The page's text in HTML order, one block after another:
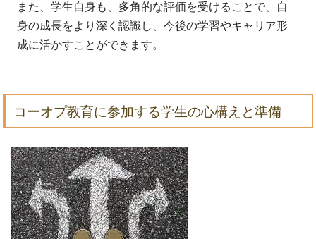
また、学生自身も、多角的な評価を受けることで、自
身の成長をより深く認識し、今後の学習やキャリア形
成に活かすことができます。
コーオプ教育に参加する学生の心構えと準備